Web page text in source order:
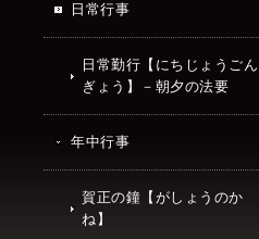
日常行事
日常勤行【にちじょうごん
ぎょう】－朝夕の法要
年中行事
賀正の鐘【がしょうのか
ね】